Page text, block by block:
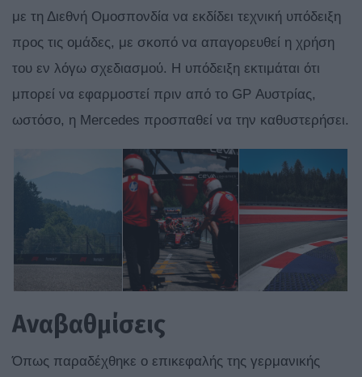
με τη Διεθνή Ομοσπονδία να εκδίδει τεχνική υπόδειξη
προς τις ομάδες, με σκοπό να απαγορευθεί η χρήση
του εν λόγω σχεδιασμού. Η υπόδειξη εκτιμάται ότι
μπορεί να εφαρμοστεί πριν από το GP Αυστρίας,
ωστόσο, η Mercedes προσπαθεί να την καθυστερήσει.
Αναβαθμίσεις
Όπως παραδέχθηκε ο επικεφαλής της γερμανικής